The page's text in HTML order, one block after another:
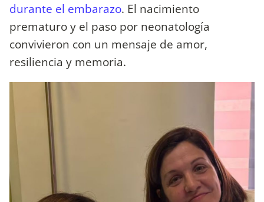
durante el embarazo. El nacimiento
prematuro y el paso por neonatología
convivieron con un mensaje de amor,
resiliencia y memoria.